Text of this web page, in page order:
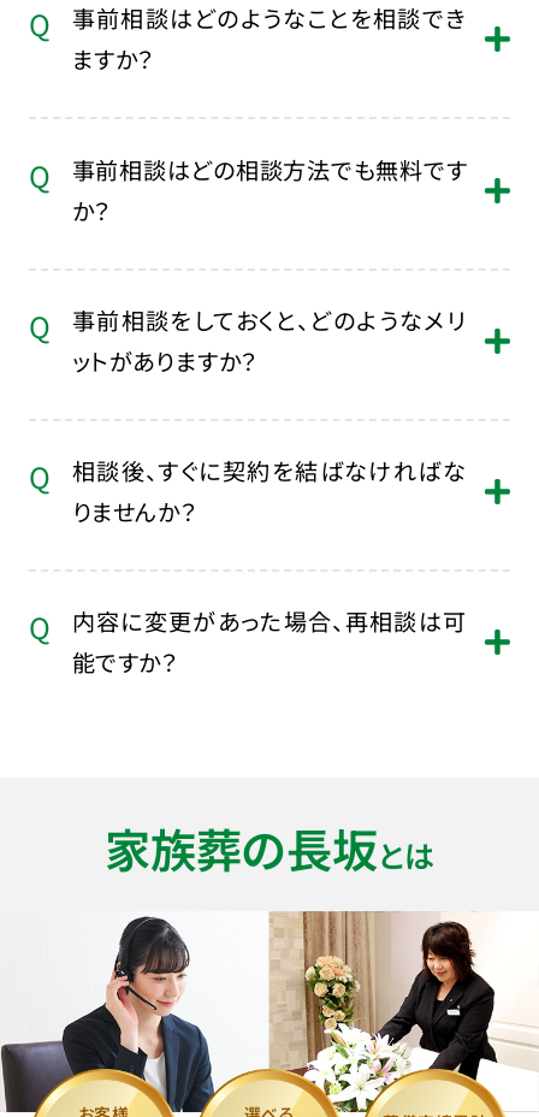
事前相談はどのようなことを相談でき
ますか？
とを相談できます。葬儀の形式（火葬
式、一般葬など）、費用の見積もり、必要
な手続き、プランの選び方、遺影写真や
容を詳しくご説明し、お客様の希望に沿
ったアドバイスをいたします。
事前相談はどの相談方法でも無料です
か？
料で行っております。葬儀の準備を進め
る際の不安な点を解消し、安心して進
めるよう詳しくご案内させていただきま
明しますので、どうぞご安心ください。
事前相談をしておくと、どのようなメリ
ットがありますか？
ムーズに進みます。突然の事態に慌てる
ことなく、必要な手続きやご家族への連
絡をあらかじめ考えておくことができ、
精神的な負担が軽減されます。また、費
用面でも事前に見積りすることで、ご予
算に合わせた計画が立てられます。
相談後、すぐに契約を結ばなければな
りませんか？
ありません。事前相談はあくまで参考の
ために行うもので、お客様が納得するま
内容に変更があった場合、再相談は可
能ですか？
に合わせてプラン内容を変更したり、再
度費用の見積りを行うことができます。
お客様の心配や不安を解消するため
に、何度でもご相談ください。
家族葬の長坂とは